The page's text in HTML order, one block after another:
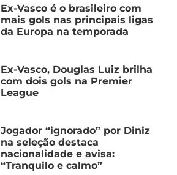
Ex-Vasco é o brasileiro com
mais gols nas principais ligas
da Europa na temporada
Ex-Vasco, Douglas Luiz brilha
com dois gols na Premier
League
Jogador “ignorado” por Diniz
na seleção destaca
nacionalidade e avisa:
“Tranquilo e calmo”